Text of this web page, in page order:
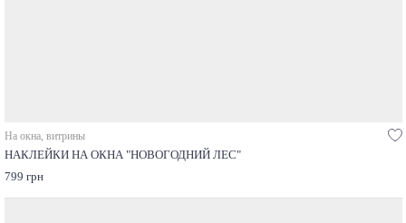
На окна, витрины
НАКЛЕЙКИ НА ОКНА "НОВОГОДНИЙ ЛЕС"
799 грн